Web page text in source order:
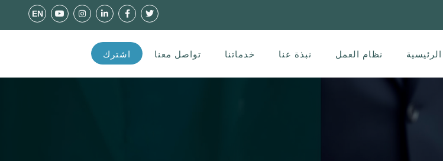
EN
الرئيسية نظام العمل نبذة عنا خدماتنا تواصل معنا اشترك